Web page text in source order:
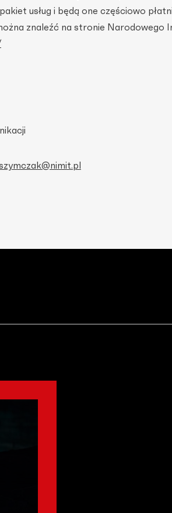
usług i będą one częściowo
znaleźć na stronie Narodowego